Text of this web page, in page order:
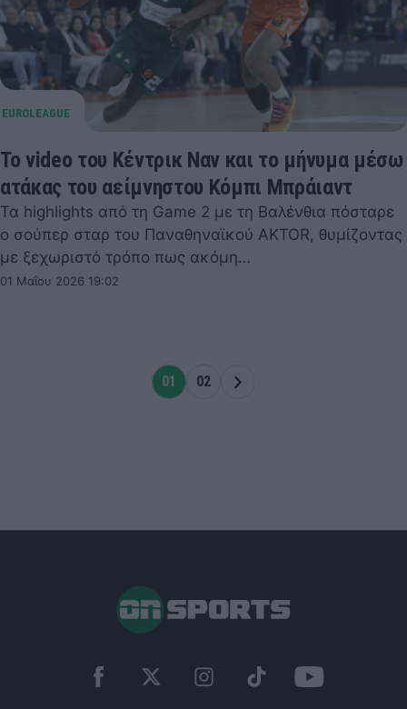
Το video του Κέντρικ Ναν και το μήνυμα μέσω
ατάκας του αείμνηστου Κόμπι Μπράιαντ
Τα highlights από τη Game 2 με τη Βαλένθια πόσταρε
ο σούπερ σταρ του Παναθηναϊκού AKTOR, θυμίζοντας
με ξεχωριστό τρόπο πως ακόμη…
01 Μαΐου 2026 19:02
01 02